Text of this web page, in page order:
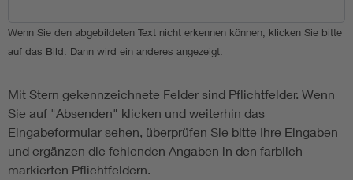
Wenn Sie den abgebildeten Text nicht erkennen können, klicken Sie bitte
auf das Bild. Dann wird ein anderes angezeigt.
Mit Stern gekennzeichnete Felder sind Pflichtfelder. Wenn
Sie auf "Absenden" klicken und weiterhin das
Eingabeformular sehen, überprüfen Sie bitte Ihre Eingaben
und ergänzen die fehlenden Angaben in den farblich
markierten Pflichtfeldern.